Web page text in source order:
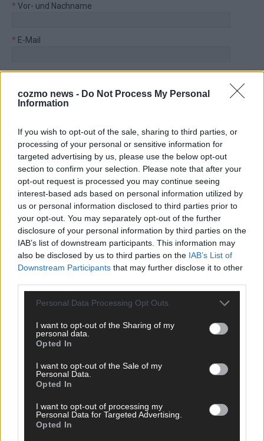
cozmo news - Do Not Process My Personal
Information
If you wish to opt-out of the sale, sharing to third parties, or
processing of your personal or sensitive information for
targeted advertising by us, please use the below opt-out
section to confirm your selection. Please note that after your
opt-out request is processed you may continue seeing
interest-based ads based on personal information utilized by
us or personal information disclosed to third parties prior to
your opt-out. You may separately opt-out of the further
disclosure of your personal information by third parties on the
IAB’s list of downstream participants. This information may
also be disclosed by us to third parties on the IAB’s List of
Downstream Participants that may further disclose it to other
Personal Data Processing Opt Outs
I want to opt-out of the Sharing of my
personal data.
Opted In
I want to opt-out of the Sale of my
Personal Data.
Opted In
I want to opt-out of processing my
Personal Data for Targeted Advertising.
Opted In
* Vor- und Nachname
* E-Mail
Benachrichtige mich über nachfolgende Kommentare via E-
Benachrichtige mich über neue Beiträge via E-Mail.
JETZT ANGESAGT
Europa-Park 2026: 18 Themenbereiche, Sallys
Café, Westernbrauerei und Snorri im Kino
EXTRA
Juni 2026
KOMMENTAR